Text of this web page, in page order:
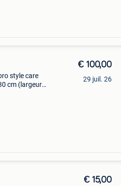
style care
cm (largeur
€ 100,00
29 juil. 26
€ 15,00